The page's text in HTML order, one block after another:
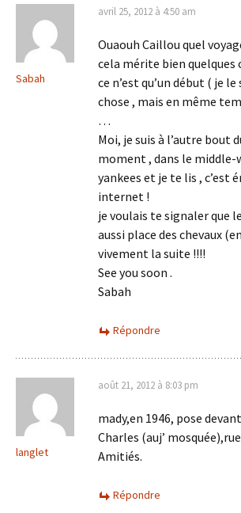
Sabah
avril 25, 2012 à 4:50 am
Ouaouh Caillou quel
cela mérite bien
ce n’est qu’un début ( je le
chose , mais en même
…
Moi, je suis à l’autre bout
moment , dans le middle-
yankees et je te lis , c’est
internet !
je voulais te signaler que
aussi place des chevaux
vivement la suite !!!!
See you soon .
Sabah
Répondre
langlet
août 21, 2012 à 8:03 pm
mady,en 1946, pose
Charles (auj’
Amitiés.
Répondre